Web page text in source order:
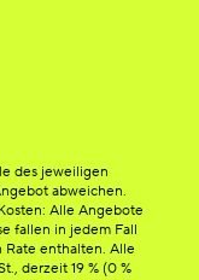
des jeweiligen
abweichen.
Alle Angebote
fallen in jedem Fall
Rate enthalten. Alle
derzeit 19 % (0 %